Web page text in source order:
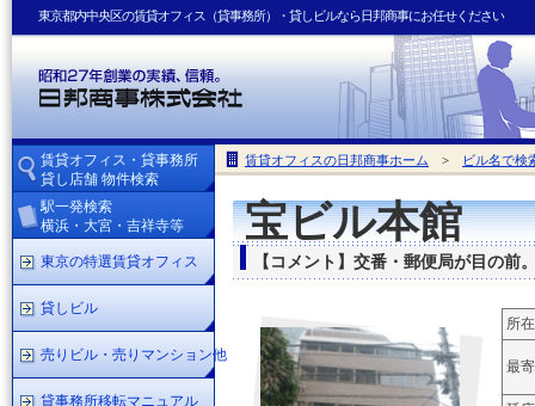
東京都内中央区の賃貸オフィス（貸事務所）・貸しビルなら日邦商事にお任せください
賃貸オフィスの日邦商事ホーム > ビル名で検
宝ビル本館
【コメント】交番・郵便局が目の前
所
最
賃貸オフィス・貸事務所
貸し店舗 物件検索
駅一発検索
横浜・大宮・吉祥寺等
東京の特選賃貸オフィス
貸しビル
売りビル・売りマンション他
貸事務所移転マニュアル